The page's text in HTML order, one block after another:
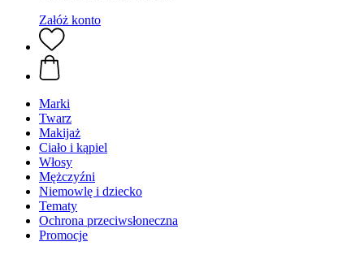
Załóż konto
Marki
Twarz
Makijaż
Ciało i kąpiel
Włosy
Mężczyźni
Niemowlę i dziecko
Tematy
Ochrona przeciwsłoneczna
Promocje